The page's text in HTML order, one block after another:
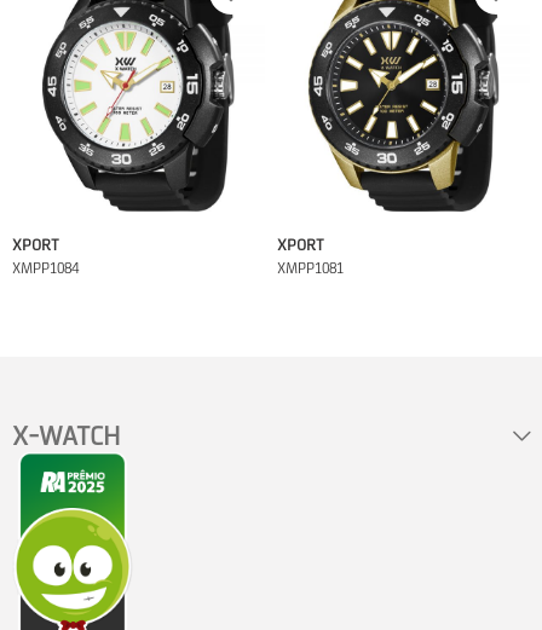
XPORT
XMPP1084
XPORT
XMPP1081
X-WATCH